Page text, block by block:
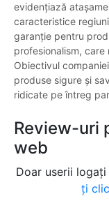
evidențiază
caracteristice
garanție pentru
profesionalism,
Obiectivul
produse sigure și
ridicate pe întreg
Review-uri
web
Doar userii
ți